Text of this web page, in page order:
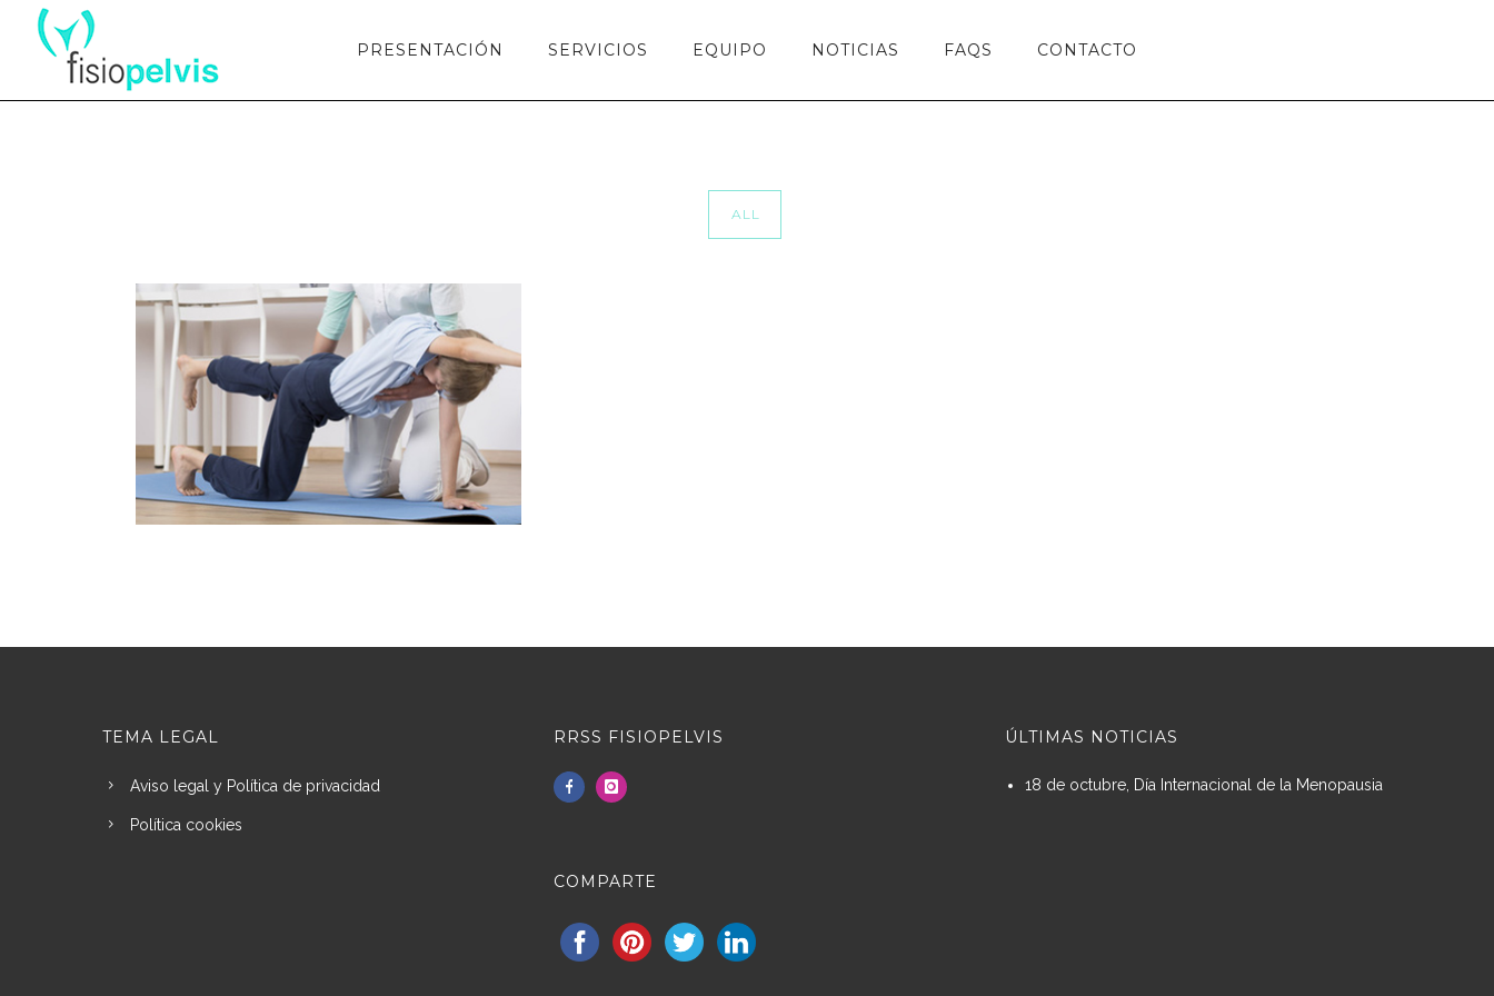
PRESENTACIÓN SERVICIOS EQUIPO NOTICIAS FAQS CONTACTO
ALL
READAPTACIÓN DEPORTIVA
Readaptación deportiva
TEMA LEGAL
Aviso legal y Política de privacidad
Política cookies
RRSS FISIOPELVIS
COMPARTE
ÚLTIMAS NOTICIAS
18 de octubre, Día Internacional de la Menopausia